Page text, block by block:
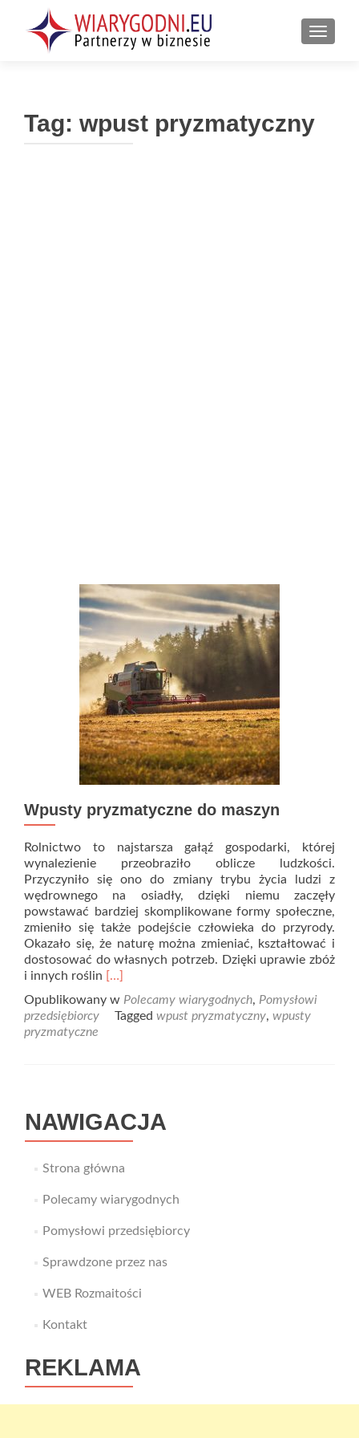
Tag: wpust pryzmatyczny
Wpusty pryzmatyczne do maszyn
Rolnictwo to najstarsza gałąź gospodarki, której
wynalezienie przeobraziło oblicze ludzkości.
Przyczyniło się ono do zmiany trybu życia ludzi z
wędrownego na osiadły, dzięki niemu zaczęły
powstawać bardziej skomplikowane formy społeczne,
zmieniło się także podejście człowieka do przyrody.
Okazało się, że naturę można zmieniać, kształtować i
dostosować do własnych potrzeb. Dzięki uprawie zbóż
i innych roślin Read
about
Wpusty
[…]
Opublikowany w Polecamy wiarygodnych, Pomysłowi
przedsiębiorcy
Tagged wpust pryzmatyczny, wpusty
pryzmatyczne
NAWIGACJA
Strona główna
Polecamy wiarygodnych
Pomysłowi przedsiębiorcy
Sprawdzone przez nas
WEB Rozmaitości
Kontakt
REKLAMA